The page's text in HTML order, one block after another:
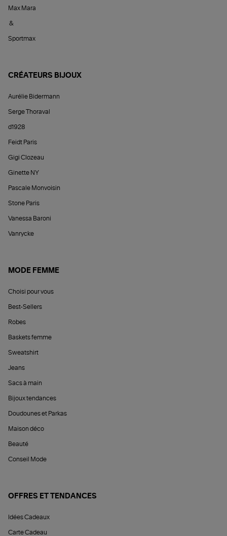
Max Mara
&
Sportmax
CRÉATEURS BIJOUX
Aurélie Bidermann
Serge Thoraval
d1928
Feidt Paris
Gigi Clozeau
Ginette NY
Pascale Monvoisin
Stone Paris
Vanessa Baroni
Vanrycke
MODE FEMME
Choisi pour vous
Best-Sellers
Robes
Baskets femme
Sweatshirt
Jeans
Sacs à main
Bijoux tendances
Doudounes et Parkas
Maison déco
Beauté
Conseil Mode
OFFRES ET TENDANCES
Idées Cadeaux
Carte Cadeau